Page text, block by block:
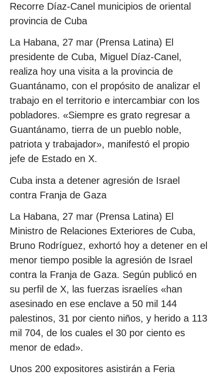
Recorre Díaz-Canel municipios de oriental
provincia de Cuba
La Habana, 27 mar (Prensa Latina) El
presidente de Cuba, Miguel Díaz-Canel,
realiza hoy una visita a la provincia de
Guantánamo, con el propósito de analizar el
trabajo en el territorio e intercambiar con los
pobladores. «Siempre es grato regresar a
Guantánamo, tierra de un pueblo noble,
patriota y trabajador», manifestó el propio
jefe de Estado en X.
Cuba insta a detener agresión de Israel
contra Franja de Gaza
La Habana, 27 mar (Prensa Latina) El
Ministro de Relaciones Exteriores de Cuba,
Bruno Rodríguez, exhortó hoy a detener en el
menor tiempo posible la agresión de Israel
contra la Franja de Gaza. Según publicó en
su perfil de X, las fuerzas israelíes «han
asesinado en ese enclave a 50 mil 144
palestinos, 31 por ciento niños, y herido a 113
mil 704, de los cuales el 30 por ciento es
menor de edad».
Unos 200 expositores asistirán a Feria